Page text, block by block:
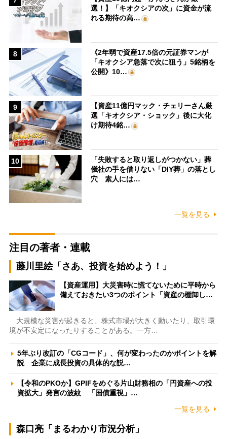
選！】「キオクシアの次」に資金が流
れる期待の高…
8
《2年弱で資産17.5倍の元証券マンが
「キオクシア急落で次に狙う」5銘柄を
公開》10…
9
【資産11億円マック・チェリーさん厳
選「キオクシア・ショック」後に大化
け期待4銘…
10
「失敗すると取り返しがつかない」葬
儀社の手を借りない「DIY葬」の落とし
穴 素人には…
一覧を見る
注目の著者・連載
藤川里絵「さあ、投資を始めよう！」
【資産運用】大災害時に慌てないために平時から
備えておきたい3つのポイント「資産の棚卸し…
大規模な災害が起きると、株式市場が大きく動いたり、取引環
境が不安定になったりすることがある。一方…
5年ぶり改訂の「CGコード」、何が変わったのかポイントを解
説 企業に成長投資の具体的な説…
【令和のPKOか】GPIFをめぐる片山財務相の「円資産への投
資拡大」発言の波紋 「国債重視」…
一覧を見る
森口亮「まるわかり市況分析」